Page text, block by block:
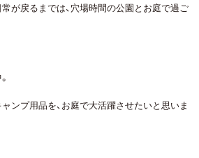
が戻るまでは、穴場時間の公園とお庭で過ご
ンプ用品を、お庭で大活躍させたいと思いま